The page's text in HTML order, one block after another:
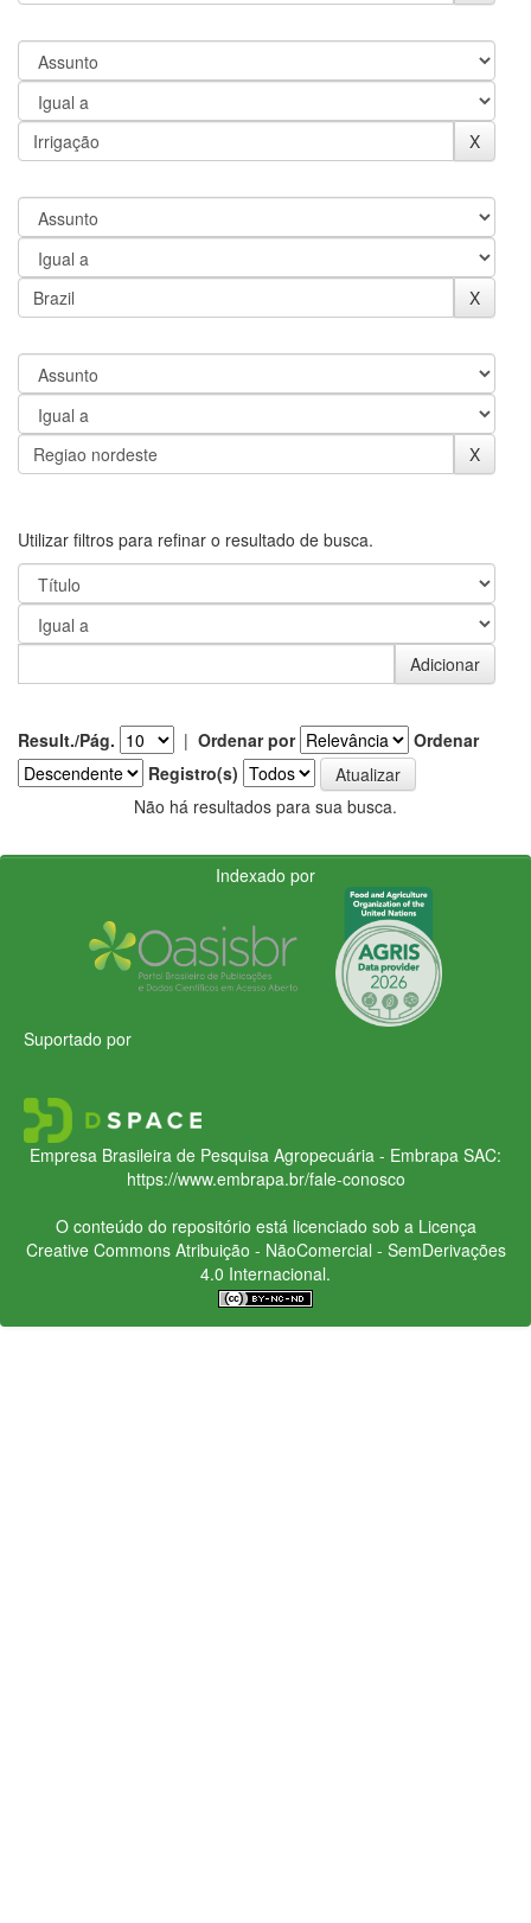
Utilizar filtros para refinar o resultado de busca.
Result./Pág. | Ordenar por
Ordenar
Registro(s)
Não há resultados para sua busca.
Indexado por
Suportado por
Empresa Brasileira de Pesquisa Agropecuária - Embrapa SAC:
https://www.embrapa.br/fale-conosco
O conteúdo do repositório está licenciado sob a Licença
Creative CommonsAtribuição - NãoComercial - SemDerivações
4.0 Internacional.